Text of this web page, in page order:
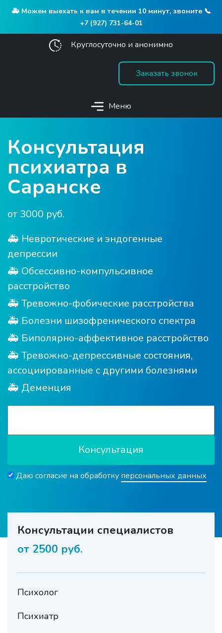
🚑 Можем выехать к вам в течении 10 минут, звоните 📞
+7 (927) 731-64-01
Круглосуточно и анонимно
Заказать звонок
Меню
Консультация
психиатра в
Саранске
от 3000 руб.
🚑 Невротические и эндогенные
депрессии
🚑 Обсессивно-компульсивное
расстройство
🚑 Тревожно-фобические расстройства
🚑 Болезни шизофренического спектра
🚑 Биполярно-аффективное расстройство
🚑 Тревожно-депрессивные состояния,
ассоциированные с другими болезнями
🚑 Деменция
Консультация
Даю согласие на обработку персональных данных
Консультации специалистов
от 2500 руб.
Психолог
Психиатр